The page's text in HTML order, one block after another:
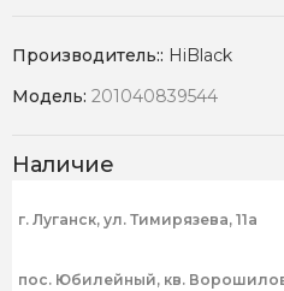
Производитель:: HiBlack
Модель: 201040839544
Наличие
г. Луганск, ул. Тимирязева, 11а
пос. Юбилейный, кв.